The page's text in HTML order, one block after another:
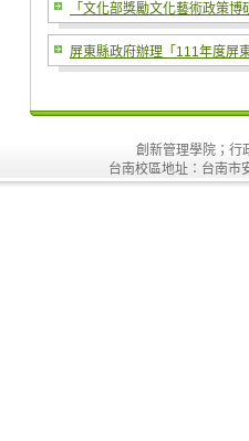
「文化部獎勵文化藝術政策
屏東縣政府辦理「111年度屏
創新管理學院；行
台南校區地址：台南市